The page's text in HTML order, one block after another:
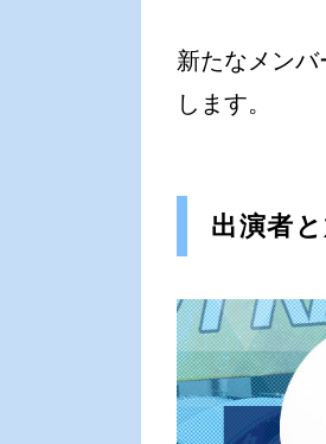
新たなメン
します。
出演者